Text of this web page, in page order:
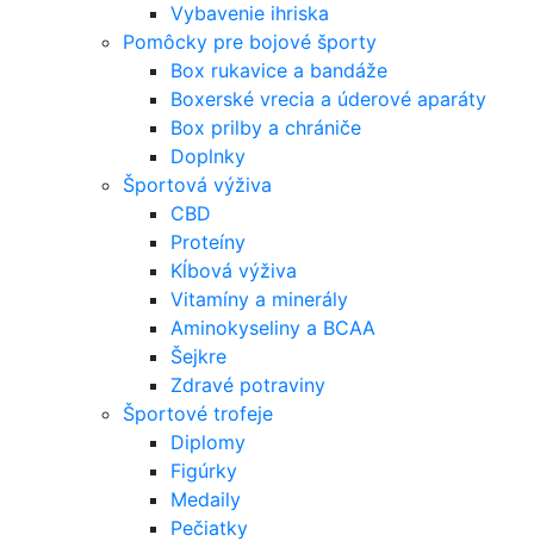
Vybavenie ihriska
Pomôcky pre bojové športy
Box rukavice a bandáže
Boxerské vrecia a úderové aparáty
Box prilby a chrániče
Doplnky
Športová výživa
CBD
Proteíny
Kĺbová výživa
Vitamíny a minerály
Aminokyseliny a BCAA
Šejkre
Zdravé potraviny
Športové trofeje
Diplomy
Figúrky
Medaily
Pečiatky